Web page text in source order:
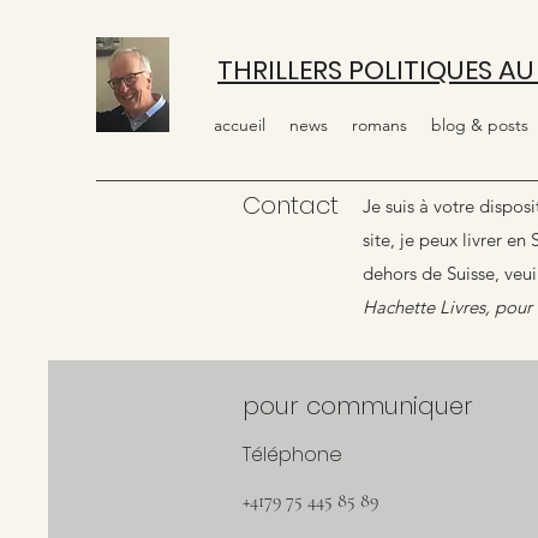
THRILLERS POLITIQUES
accueil news romans blog & posts
Contact
Je suis à votre
site, je peux livrer en
dehors de Suisse,
Hachette Livres,
pour communiquer
Téléphone
+4179 75 445 85 89